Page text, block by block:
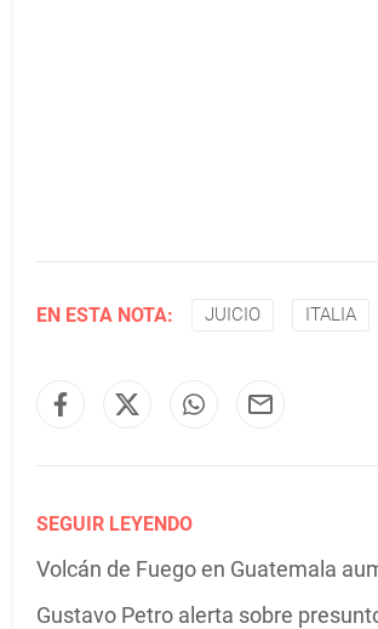
EN ESTA NOTA: JUICIO ITALIA
SEGUIR LEYENDO
Volcán de Fuego en Guatemala
Gustavo Petro alerta sobre